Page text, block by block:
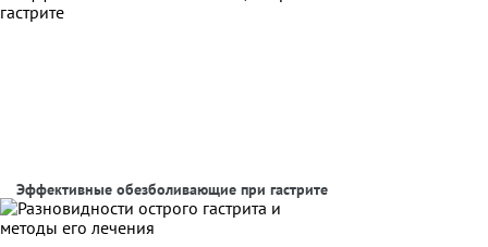
Эффективные обезболивающие при гастрите